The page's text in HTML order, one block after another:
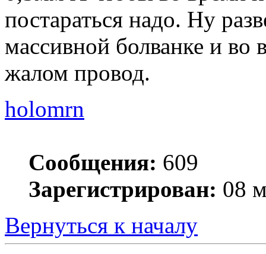
постараться надо. Ну
массивной болванке и во
жалом провод.
holomrn
Сообщения: 609
Зарегистрирован: 08
Вернуться к началу